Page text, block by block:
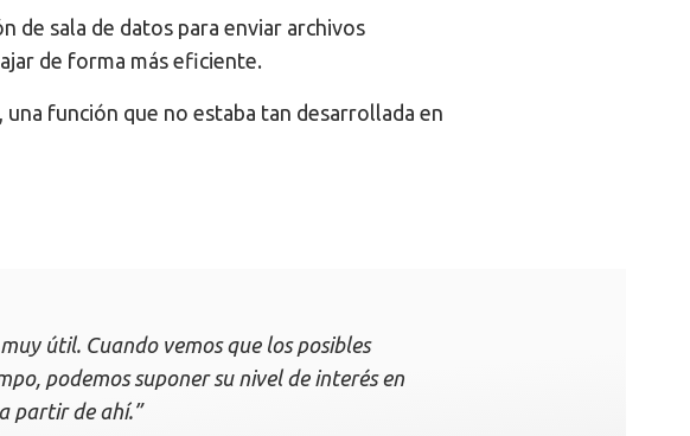
de sala de datos para enviar archivos
de forma más eficiente.
función que no estaba tan desarrollada en
útil. Cuando vemos que los posibles
podemos suponer su nivel de interés en
partir de ahí.”